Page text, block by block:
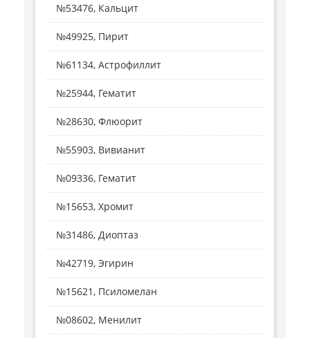
№53476, Кальцит
№49925, Пирит
№61134, Астрофиллит
№25944, Гематит
№28630, Флюорит
№55903, Вивианит
№09336, Гематит
№15653, Хромит
№31486, Диоптаз
№42719, Эгирин
№15621, Псиломелан
№08602, Менилит